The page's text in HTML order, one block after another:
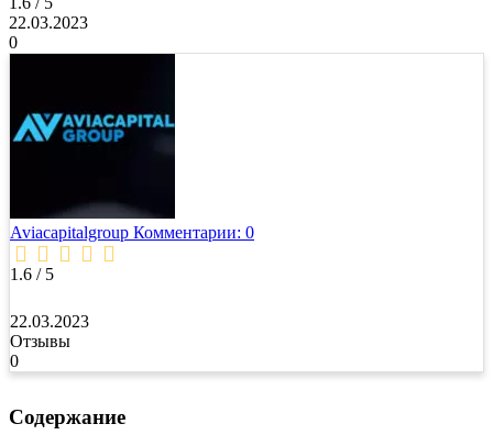
22.03.2023
0
Aviacapitalgroup Комментарии: 0
1.6 / 5
22.03.2023
Отзывы
0
Содержание